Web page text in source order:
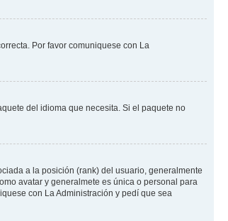
Por favor comuniquese con La
del idioma que necesita. Si el paquete no
a la posición (rank) del usuario, generalmente
avatar y generalmete es única o personal para
con La Administración y pedí que sea